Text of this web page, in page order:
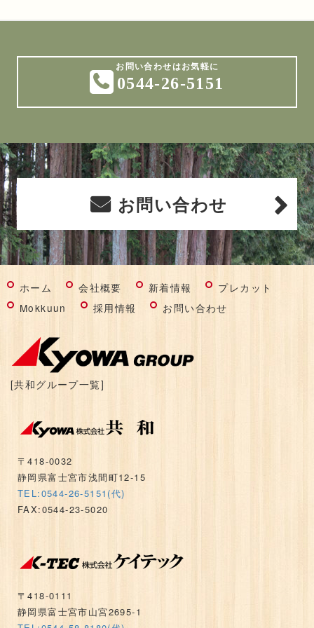
0544-26-5151
お問い合わせ
ホーム 会社概要 新着情報
プレカット
Mokkuun
採用情報 お問い合わせ
[共和グループ一覧]
〒418-0032
静岡県富士宮市浅間町12-15
TEL:0544-26-5151(代)
FAX:0544-23-5020
〒418-0111
静岡県富士宮市山宮2695-1